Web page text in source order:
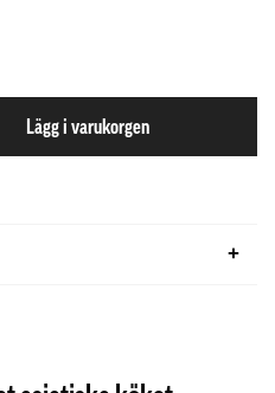
Lägg i varukorgen